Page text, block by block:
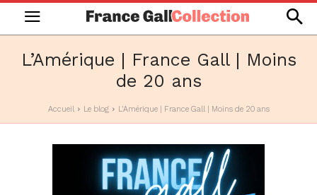
L’Amérique | France Gall | Moins
de 20 ans
Accueil Le blog L'Amérique | France Gall | Moins de 20 ans